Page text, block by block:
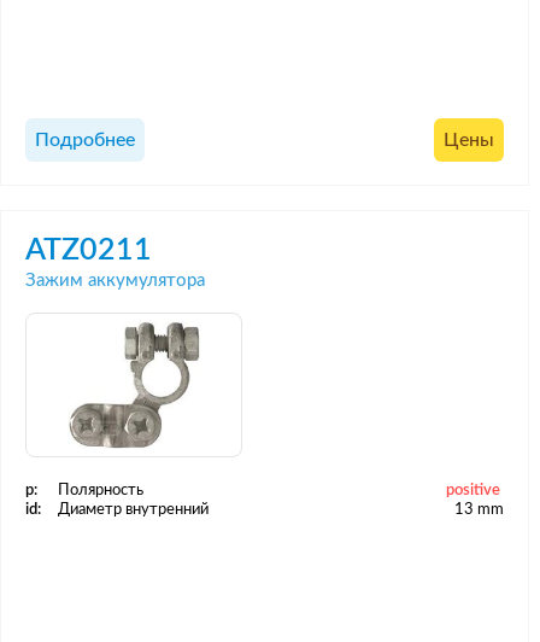
Подробнее Цены
ATZ0211
Зажим аккумулятора
p: Полярность
positive
id:
Диаметр внутренний 13 mm